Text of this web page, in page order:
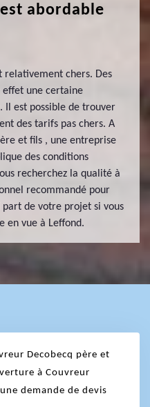
abordable
relativement chers. Des
une certaine
Il est possible de trouver
des tarifs pas chers. A
et fils , une entreprise
des conditions
recherchez la qualité à
recommandé pour
de votre projet si vous
en vue à Leffond.
Decobecq père et
à Couvreur
demande de devis